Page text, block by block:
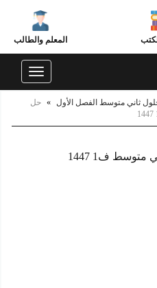
المعلم والطالب
Toggle
ثاني متوسط الفصل الأول » حل
ف1 1447